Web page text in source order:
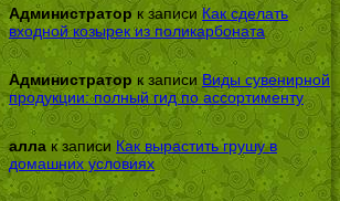
Администраторк записиКак сделать
входной козырек из поликарбоната
Администратор к записи Виды сувенирной
продукции: полный гид по ассортименту
алла к записи Как вырастить грушу в
домашних условиях